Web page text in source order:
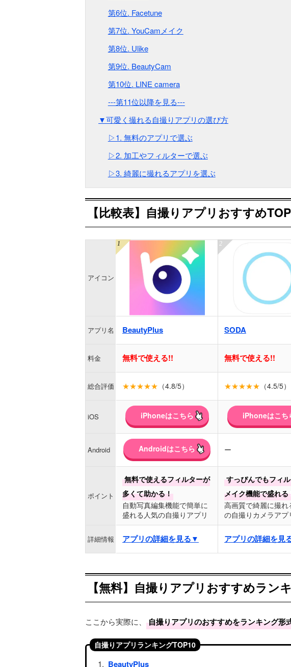
第6位. Facetune
第7位. YouCamメイク
第8位. Ulike
第9位. BeautyCam
第10位. LINE camera
---第11位以降を見る---
▼可愛く撮れる自撮りアプリの選び方
▷1. 無料のアプリで選ぶ
▷2. 加工やフィルターで選ぶ
▷3. 綺麗に撮れるアプリを選ぶ
【比較表】自撮りアプリおすすめ
アイコン
アプリ名 BeautyPlus SODA
料金 無料で使える!! 無料で使える!!
総合評価 ★★★★★ （4.8/5） ★★★★★ （4.5/5）
iOS iPhoneはこちら iPhoneはこち
Android Androidはこちら ー
ポイント
無料で使えるフィルターが
多くて助かる！
自動写真編集機能で簡単に
盛れる人気の自撮りアプリ
すっぴんでもフィ
メイク機能で盛れる
高画質で綺麗に撮れ
の自撮りカメラアプ
詳細情報 アプリの詳細を見る▼ アプリの詳細を見
【無料】自撮りアプリおすすめラン
ここから実際に、 自撮りアプリのおすすめをランキング形
自撮りアプリランキングTOP10
BeautyPlus